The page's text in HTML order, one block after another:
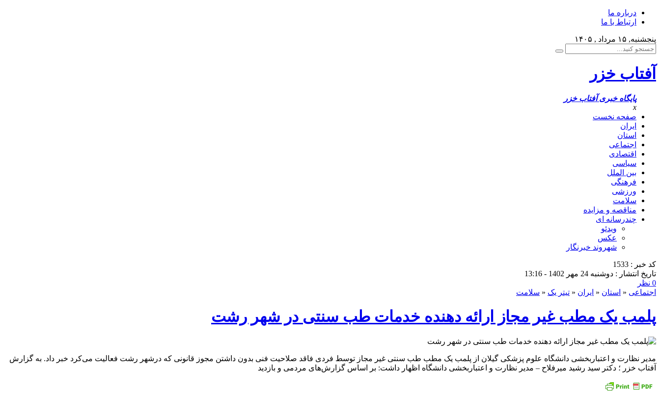
درباره ما
ارتباط با ما
پنجشنبه, ۱۵ مرداد , ۱۴۰۵
آفتاب خزر
پایگاه خبری آفتاب خزر
x
صفحه نخست
ایران
استان
اجتماعی
اقتصادی
سیاسی
بین الملل
فرهنگی
ورزشی
سلامت
مناقصه و مزایده
چندرسانه ای
ویدئو
عکس
شهروند خبرنگار
کد خبر : 1533
تاریخ انتشار : دوشنبه 24 مهر 1402 - 13:16
0 نظر
اجتماعی « استان « ایران « تیتر یک « سلامت
پلمب یک مطب غیر مجاز ارائه دهنده خدمات طب سنتی در شهر رشت
مدیر نظارت و اعتباربخشی دانشگاه علوم پزشکی گیلان از پلمب یک مطب طب سنتی غیر مجاز توسط فردی فاقد صلاحیت فنی بدون داشتن مجوز قانونی که درشهر رشت فعالیت می‌کرد خبر داد. به گزارش
آفتاب خزر ؛ دکتر سید رشید میرفلاح – مدیر نظارت و اعتباربخشی دانشگاه اظهار داشت: بر اساس گزارش‌های مردمی و بازدید